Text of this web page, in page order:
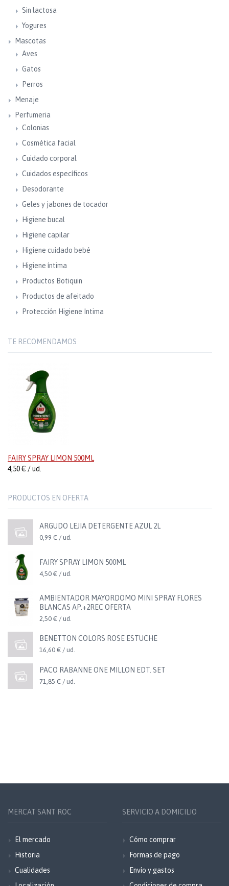
Sin lactosa
Yogures
Mascotas
Aves
Gatos
Perros
Menaje
Perfumeria
Colonias
Cosmética facial
Cuidado corporal
Cuidados específicos
Desodorante
Geles y jabones de tocador
Higiene bucal
Higiene capilar
Higiene cuidado bebé
Higiene íntima
Productos Botiquin
Productos de afeitado
Protección Higiene Intima
TE RECOMENDAMOS
FAIRY SPRAY LIMON 500ML
4,50 € / ud.
PRODUCTOS EN OFERTA
ARGUDO LEJIA DETERGENTE AZUL 2L
0,99 € / ud.
FAIRY SPRAY LIMON 500ML
4,50 € / ud.
AMBIENTADOR MAYORDOMO MINI SPRAY FLORES
BLANCAS AP.+2REC OFERTA
2,50 € / ud.
BENETTON COLORS ROSE ESTUCHE
16,60 € / ud.
PACO RABANNE ONE MILLON EDT. SET
71,85 € / ud.
MERCAT SANT ROC
El mercado
Historia
Cualidades
SERVICIO A DOMICILIO
Cómo comprar
Formas de pago
Envío y gastos